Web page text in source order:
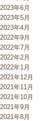
2023年6月
2023年5月
2023年4月
2022年9月
2022年7月
2022年2月
2022年1月
2021年12月
2021年11月
2021年10月
2021年9月
2021年8月